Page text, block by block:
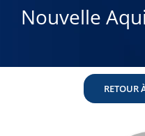
Nouvelle
RETOUR